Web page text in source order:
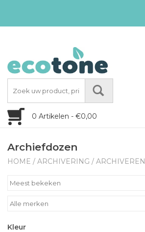
0 Artikelen - €0,00
Archiefdozen
HOME / ARCHIVERING / ARCHIVEREN
Kleur